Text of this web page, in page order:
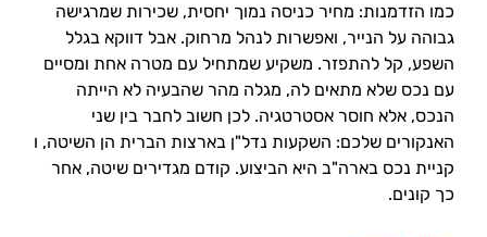
כמו הזדמנות: מחיר כניסה נמוך יחסית, שכירות שמרגישה
גבוהה על הנייר, ואפשרות לנהל מרחוק. אבל דווקא בגלל
השפע, קל להתפזר. משקיע שמתחיל עם מטרה אחת ומסיים
עם נכס שלא מתאים לה, מגלה מהר שהבעיה לא הייתה
הנכס, אלא חוסר אסטרטגיה. לכן חשוב לחבר בין שני
האנקורים שלכם: השקעות נדל"ן בארצות הברית הן השיטה, ו
קניית נכס בארה"ב היא הביצוע. קודם מגדירים שיטה, אחר
כך קונים.